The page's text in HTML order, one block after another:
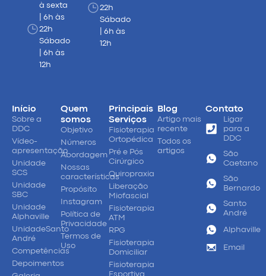
à sexta
| 6h às
22h
Sábado
| 6h às
12h
22h
Sábado
| 6h às
12h
Início
Sobre a
DDC
Vídeo-
apresentação
Unidade
SCS
Unidade
SBC
Unidade
Alphaville
UnidadeSanto
André
Competências
Depoimentos
Quem
somos
Objetivo
Números
Abordagem
Nossas
características
Propósito
Instagram
Política de
Privacidade
Termos de
Uso
Principais
Serviços
Fisioterapia
Ortopédica
Pré e Pós
Cirúrgico
Quiropraxia
Liberação
Miofascial
Fisioterapia
ATM
RPG
Fisioterapia
Domiciliar
Fisioterapia
Esportiva
Blog
Artigo mais
recente
Todos os
artigos
Contato
Ligar
para a
DDC
São
Caetano
São
Bernardo
Santo
André
Alphaville
Email